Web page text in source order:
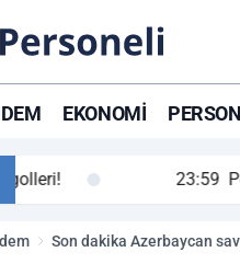
EKONOMI
23:59 Petrol Akışında
Son dakika Azerbaycan